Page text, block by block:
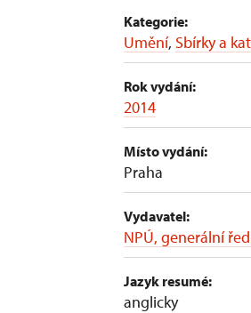
Kategorie:
Umění, Sbírky a
Rok vydání:
2014
Místo vydání:
Praha
Vydavatel:
NPÚ, generální
Jazyk resumé:
anglicky